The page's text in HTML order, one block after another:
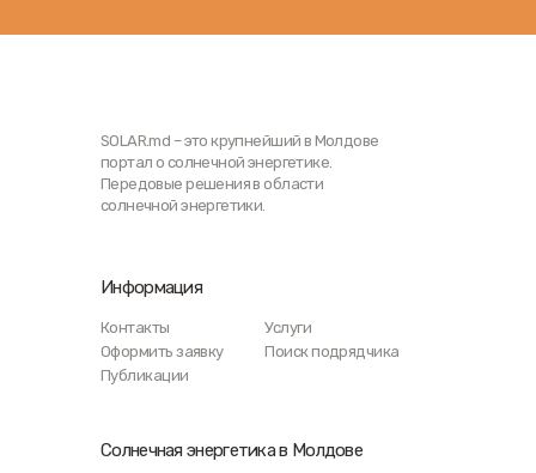
SOLAR.md – это крупнейший в Молдове
портал о солнечной энергетике.
Передовые решения в области
солнечной энергетики.
Информация
Контакты
Услуги
Оформить заявку
Поиск подрядчика
Публикации
Солнечная энергетика в Молдове